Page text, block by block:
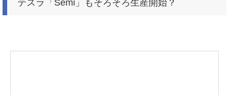
テスラ「Semi」もそろそろ生産開始？